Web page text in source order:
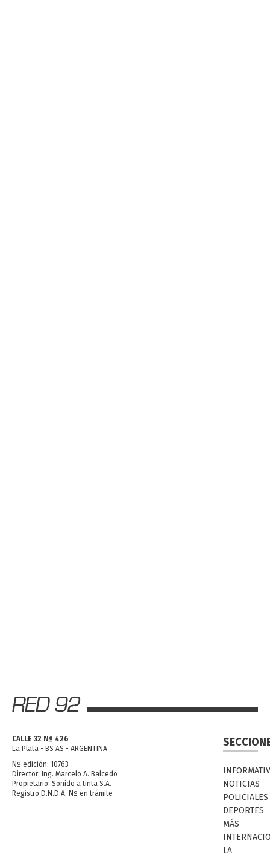
CALLE 32 Nº 426
La Plata - BS AS - ARGENTINA
Nº edición: 10763
Director: Ing. Marcelo A. Balcedo
Propietario: Sonido a tinta S.A.
Registro D.N.D.A. Nº en trámite
NOTICIAS
POLICIALES
DEPORTES
MÁS
LA